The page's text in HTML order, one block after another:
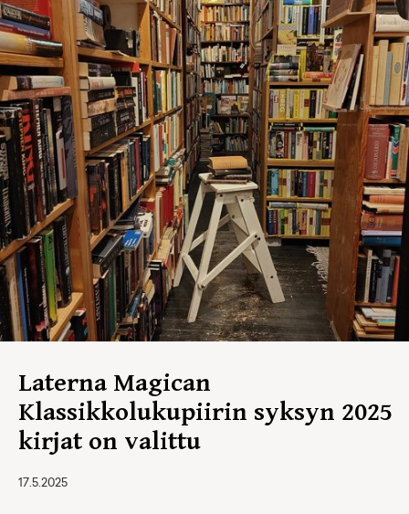
Laterna Magican
Klassikkolukupiirin syksyn 2025
kirjat on valittu
17.5.2025